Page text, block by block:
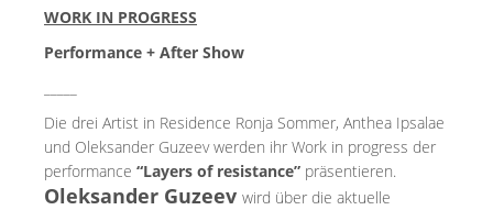
WORK IN PROGRESS
Performance + After Show
Die drei Artist in Residence Ronja Sommer, Anthea Ipsalae
und Oleksander Guzeev werden ihr Work in progress der
performance “Layers of resistance” präsentieren.
Oleksander Guzeev wird über die aktuelle